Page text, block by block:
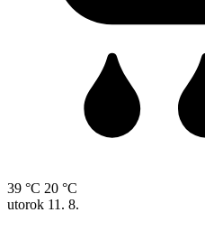
39 °C 20 °C
utorok 11. 8.